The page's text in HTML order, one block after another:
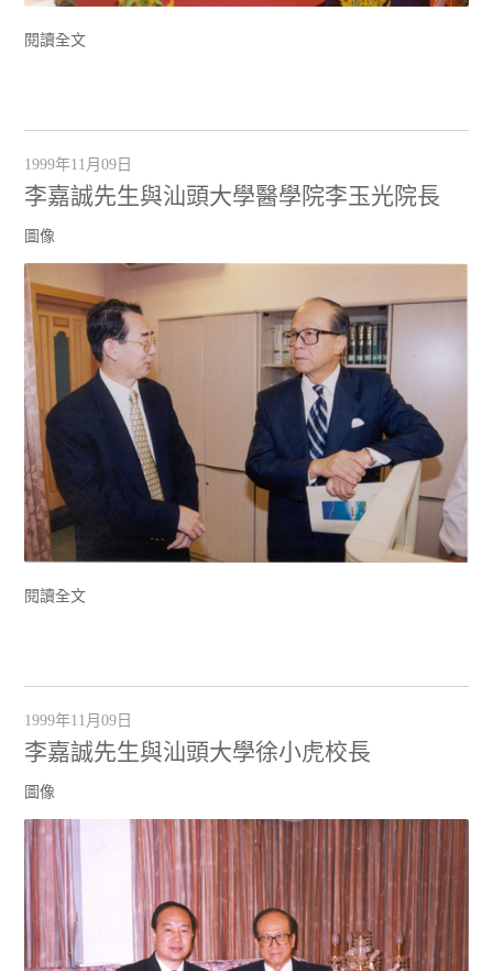
閱讀全文
1999年11月09日
李嘉誠先生與汕頭大學醫學院李玉光院長
圖像
閱讀全文
1999年11月09日
李嘉誠先生與汕頭大學徐小虎校長
圖像